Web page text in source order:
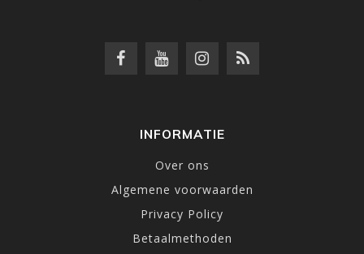
INFORMATIE
Over ons
Algemene voorwaarden
Privacy Policy
Betaalmethoden